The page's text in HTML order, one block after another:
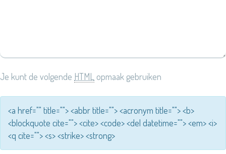
Je kunt de volgende HTML opmaak gebruiken
<a href="" title=""> <abbr title=""> <acronym title=""> <b>
<blockquote cite=""> <cite> <code> <del datetime=""> <em> <i>
<q cite=""> <s> <strike> <strong>